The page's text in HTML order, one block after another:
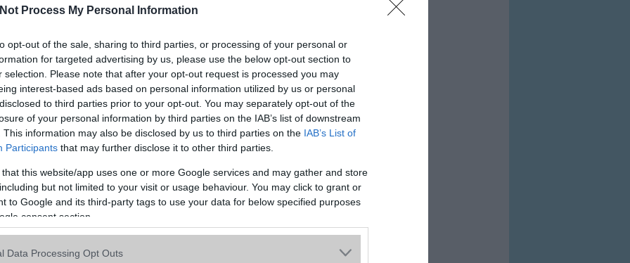
Process My Personal Information
opt-out of the sale, sharing to third parties, or processing of your personal or
for targeted advertising by us, please use the below opt-out section to
selection. Please note that after your opt-out request is processed you may
interest-based ads based on personal information utilized by us or personal
to third parties prior to your opt-out. You may separately opt-out of the
of your personal information by third parties on the IAB’s list of downstream
This information may also be disclosed by us to third parties on the IAB’s List of
Participants that may further disclose it to other third parties.
that this website/app uses one or more Google services and may gather and store
but not limited to your visit or usage behaviour. You may click to grant or
to Google and its third-party tags to use your data for below specified purposes
consent section.
Data Processing Opt Outs
Operációs rendszer
Súly
165
Képernyő
6.1
Kamera
3x
Minimum memoria
6000
Akkumulátor Típus
Li-Polimer
Teljes adatlap
Összehasonlítás